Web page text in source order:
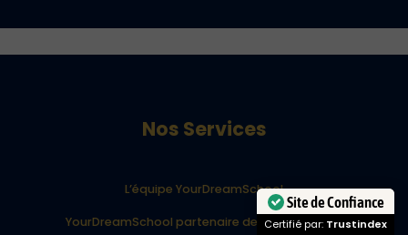
Nos Services
L’équipe YourDreamSchool
YourDreamSchool partenaire de votre réussite
Site de Confiance
Certifié par: Trustindex